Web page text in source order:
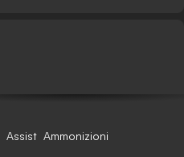
Assist Ammonizioni